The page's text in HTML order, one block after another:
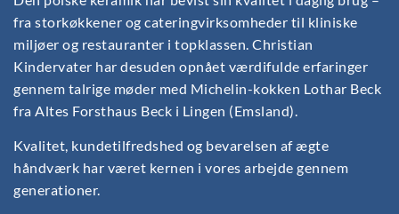
fra storkøkkener og cateringvirksomheder til kliniske
miljøer og restauranter i topklassen. Christian
Kindervater har desuden opnået værdifulde erfaringer
gennem talrige møder med Michelin-kokken Lothar Beck
fra Altes Forsthaus Beck i Lingen (Emsland).
Kvalitet, kundetilfredshed og bevarelsen af ægte
håndværk har været kernen i vores arbejde gennem
generationer.